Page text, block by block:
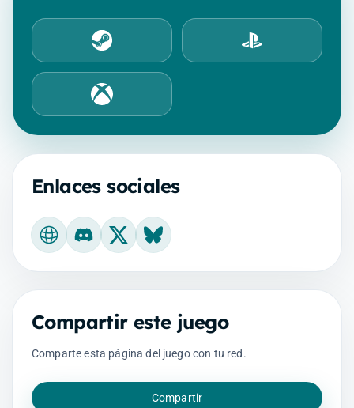
Steam PlayStation Store
Xbox Store
Enlaces sociales
Sitio web oficial
Discord
X Bluesky
Compartir este juego
Comparte esta página del juego con tu red.
Compartir